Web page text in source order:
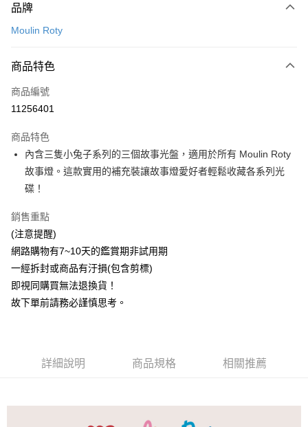
信用卡一次付款
Apple Pay
ATM付款
新航貨運
每筆NT$150，滿NT$1,000(含以上)免運費
新航貨運-外島(每件)
每筆NT$450
品牌
Moulin Roty
商品特色
商品編號
11256401
商品特色
內含三隻小兔子系列的三個故事光盤，適用於所有 Moulin Roty
故事燈。這款實用的補充裝讓故事燈愛好者輕鬆收藏各系列光
碟！
銷售重點
(注意提醒)
網路購物有7~10天的鑑賞期非試用期
一經拆封或商品有汙損(包含剪標)
即視同購買無法退換貨！
故下單前請務必謹慎思考。
詳細說明 商品規格 相關推薦